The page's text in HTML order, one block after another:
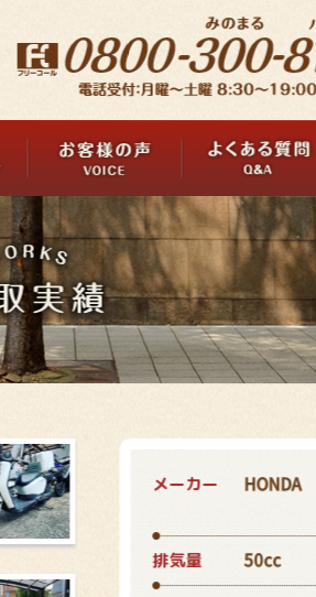
メーカー HONDA
排気量 50cc